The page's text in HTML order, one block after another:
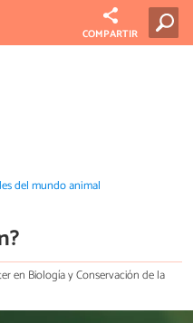
COMPARTIR
del mundo animal
en Biología y Conservación de la